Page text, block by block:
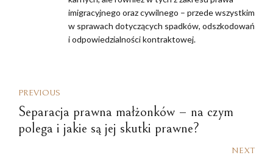
imigracyjnego oraz cywilnego – przede wszystkim
w sprawach dotyczących spadków, odszkodowań
i odpowiedzialności kontraktowej.
PREVIOUS
Separacja prawna małżonków – na czym
polega i jakie są jej skutki prawne?
NEXT